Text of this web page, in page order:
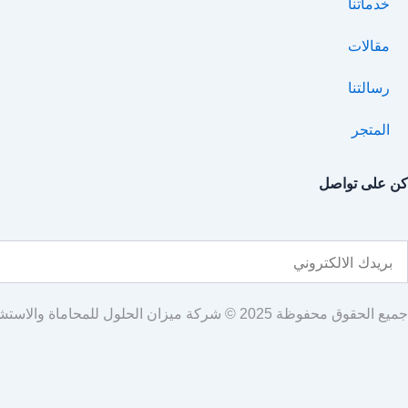
خدماتنا
مقالات
رسالتنا
المتجر
كن على تواصل
جميع الحقوق محفوظة 2025 © شركة ميزان الحلول للمحاماة والاستشارات القانونية